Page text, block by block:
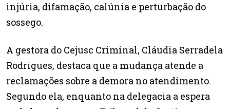
injúria, difamação, calúnia e perturbação do
sossego.
A gestora do Cejusc Criminal, Cláudia Serradela
Rodrigues, destaca que a mudança atende a
reclamações sobre a demora no atendimento.
Segundo ela, enquanto na delegacia a espera